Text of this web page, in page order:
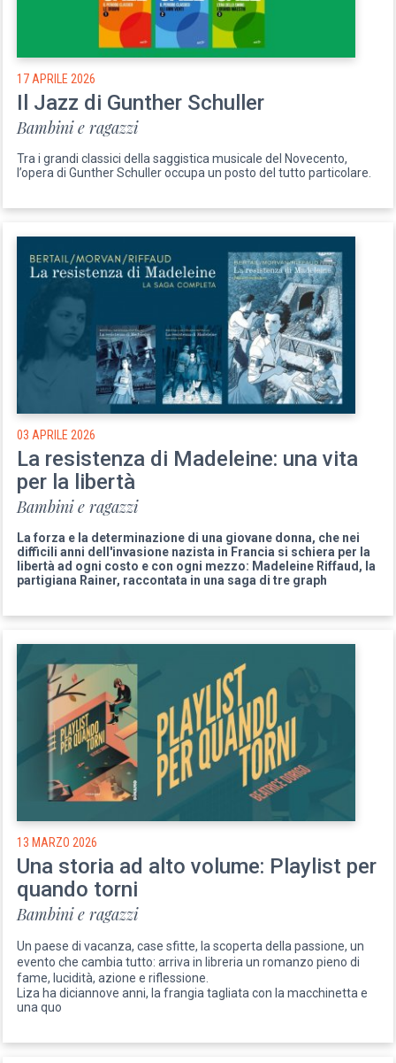
17 APRILE 2026
Il Jazz di Gunther Schuller
Bambini e ragazzi
Tra i grandi classici della saggistica musicale del Novecento,
l’opera di Gunther Schuller occupa un posto del tutto particolare.
03 APRILE 2026
La resistenza di Madeleine: una vita
per la libertà
Bambini e ragazzi
La forza e la determinazione di una giovane donna, che nei
difficili anni dell'invasione nazista in Francia si schiera per la
libertà ad ogni costo e con ogni mezzo: Madeleine Riffaud, la
partigiana Rainer, raccontata in una saga di tre graph
13 MARZO 2026
Una storia ad alto volume: Playlist per
quando torni
Bambini e ragazzi
Un paese di vacanza, case sfitte, la scoperta della passione, un
evento che cambia tutto: arriva in libreria un romanzo pieno di
fame, lucidità, azione e riflessione.
Liza ha diciannove anni, la frangia tagliata con la macchinetta e
una quo